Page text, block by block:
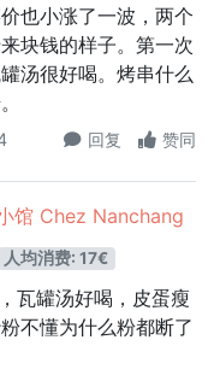
也小涨了一波，两个
块钱的样子。第一次
汤很好喝。烤串什么
回复 赞同
馆 Chez Nanchang
人均消费: 17€
瓦罐汤好喝，皮蛋瘦
不懂为什么粉都断了